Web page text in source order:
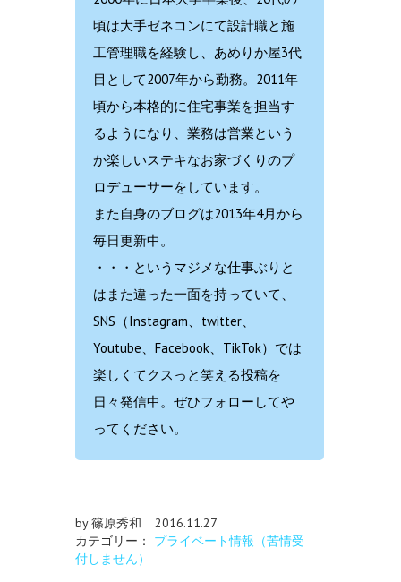
頃は大手ゼネコンにて設計職と施
工管理職を経験し、あめりか屋3代
目として2007年から勤務。2011年
頃から本格的に住宅事業を担当す
るようになり、業務は営業という
か楽しいステキなお家づくりのプ
ロデューサーをしています。
また自身のブログは2013年4月から
毎日更新中。
・・・というマジメな仕事ぶりと
はまた違った一面を持っていて、
SNS（Instagram、twitter、
Youtube、Facebook、TikTok）では
楽しくてクスっと笑える投稿を
日々発信中。ぜひフォローしてや
ってください。
by 篠原秀和
2016.11.27
カテゴリー： プライベート情報（苦情受
付しません）